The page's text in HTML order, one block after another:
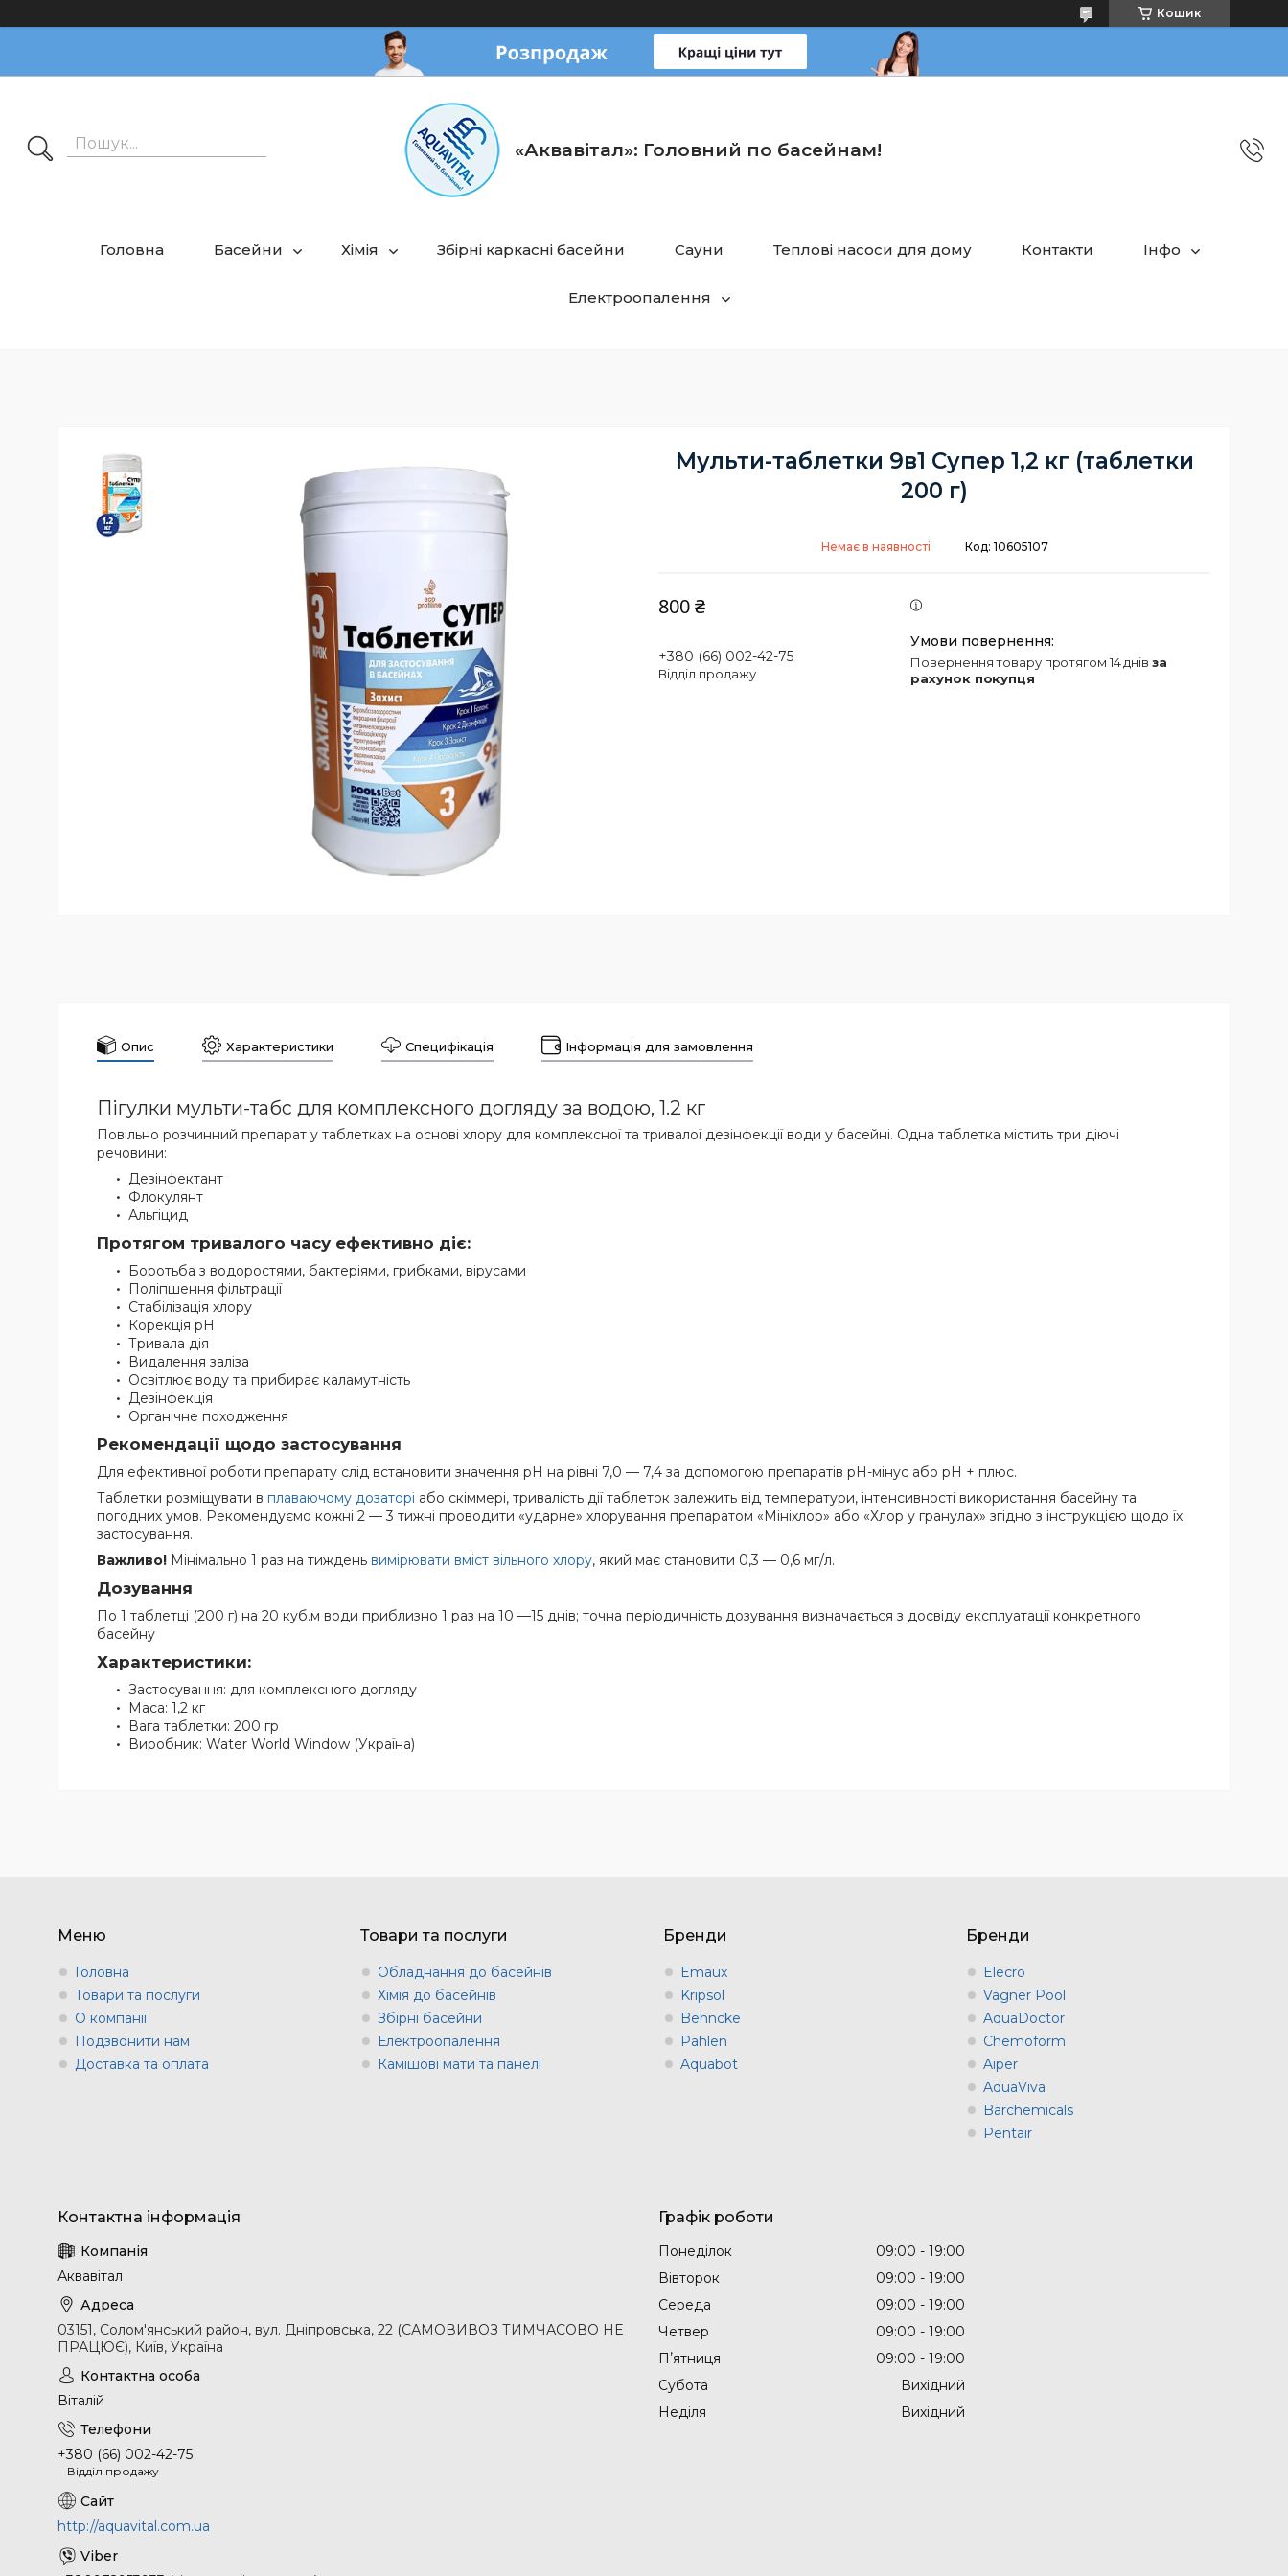
Кошик
«Аквавітал»: Головний по басейнам!
Головна Басейни Хімія Збірні каркасні басейни Сауни Теплові насоси для дому Контакти Інфо
Електроопалення
Мульти-таблетки 9в1 Супер 1,2 кг (таблетки
200 г)
Немає в наявності Код: 10605107
800 ₴
+380 (66) 002-42-75
Відділ продажу
повернення товару протягом 14 днів за
рахунок покупця
Опис Характеристики Специфікація Інформація для замовлення
Пігулки мульти-табс для комплексного догляду за водою, 1.2 кг
Повільно розчинний препарат у таблетках на основі хлору для комплексної та тривалої дезінфекції води у басейні. Одна таблетка містить три діючі
речовини:
Дезінфектант
Флокулянт
Альгіцид
Протягом тривалого часу ефективно діє:
Боротьба з водоростями, бактеріями, грибками, вірусами
Поліпшення фільтрації
Стабілізація хлору
Корекція pH
Тривала дія
Видалення заліза
Освітлює воду та прибирає каламутність
Дезінфекція
Органічне походження
Рекомендації щодо застосування
Для ефективної роботи препарату слід встановити значення рН на рівні 7,0 — 7,4 за допомогою препаратів рН-мінус або рН + плюс.
Таблетки розміщувати в плаваючому дозаторі або скіммері, тривалість дії таблеток залежить від температури, інтенсивності використання басейну та
погодних умов. Рекомендуємо кожні 2 — 3 тижні проводити «ударне» хлорування препаратом «Мініхлор» або «Хлор у гранулах» згідно з інструкцією щодо їх
застосування.
Важливо! Мінімально 1 раз на тиждень вимірювати вміст вільного хлору, який має становити 0,3 — 0,6 мг/л.
Дозування
По 1 таблетці (200 г) на 20 куб.м води приблизно 1 раз на 10 —15 днів; точна періодичність дозування визначається з досвіду експлуатації конкретного
басейну
Характеристики:
Застосування: для комплексного догляду
Маса: 1,2 кг
Вага таблетки: 200 гр
Виробник: Water World Window (Україна)
Меню
Головна
Товари та послуги
О компанії
Подзвонити нам
Доставка та оплата
Товари та послуги
Обладнання до басейнів
Хімія до басейнів
Збірні басейни
Електроопалення
Камішові мати та панелі
Бренди
Emaux
Kripsol
Behncke
Pahlen
Aquabot
Бренди
Elecro
Vagner Pool
AquaDoctor
Chemoform
Aiper
AquaViva
Barchemicals
Pentair
Аквавітал
03151, Солом'янський район, вул. Дніпровська, 22 (САМОВИВОЗ ТИМЧАСОВО НЕ
ПРАЦЮЄ), Київ, Україна
Віталій
+380 (66) 002-42-75
Відділ продажу
http://aquavital.com.ua
Графік роботи
Понеділок 09:00
19:00
Вівторок
09:00
19:00
Середа
09:00
19:00
Четвер
09:00
19:00
Пʼятниця
09:00
19:00
Субота
Вихідний
Неділя
Вихідний